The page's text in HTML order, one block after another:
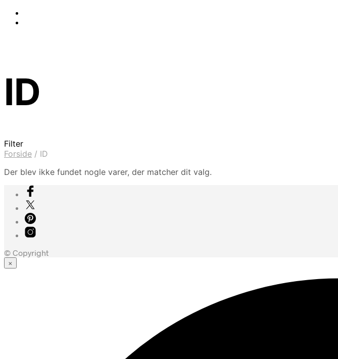
ID
Filter
Forside / ID
Der blev ikke fundet nogle varer, der matcher dit valg.
© Copyright
×